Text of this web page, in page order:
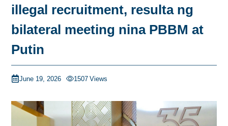
illegal recruitment, resulta ng
bilateral meeting nina PBBM at
Putin
June 19, 2026 1507 Views